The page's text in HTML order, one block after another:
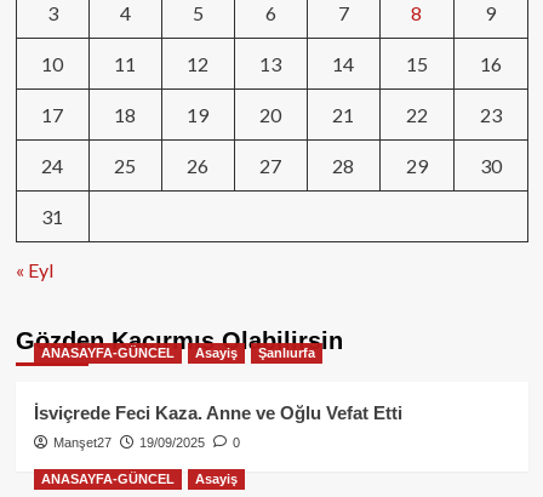
3 4 5 6 7 8 9
10 11 12 13 14 15 16
17 18 19 20 21 22 23
24 25 26 27 28 29 30
31
« Eyl
Gözden Kaçırmış Olabilirsin
ANASAYFA-GÜNCEL Asayiş Şanlıurfa
İsviçrede Feci Kaza. Anne ve Oğlu Vefat Etti
Manşet27 19/09/2025 0
ANASAYFA-GÜNCEL Asayiş